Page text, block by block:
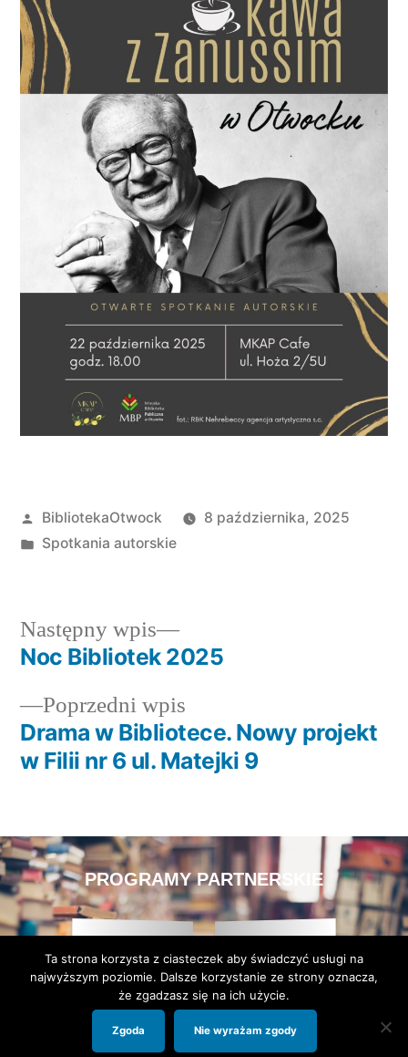
BibliotekaOtwock
8 października, 2025
Spotkania autorskie
Poprzedni wpis
Drama w Bibliotece. Nowy projekt
w Filii nr 6 ul. Matejki 9
Następny wpis
Noc Bibliotek 2025
PROGRAMY PARTNERSKIE
Ta strona korzysta z ciasteczek aby świadczyć usługi na
najwyższym poziomie. Dalsze korzystanie ze strony oznacza,
że zgadzasz się na ich użycie.
Zgoda Nie wyrażam zgody